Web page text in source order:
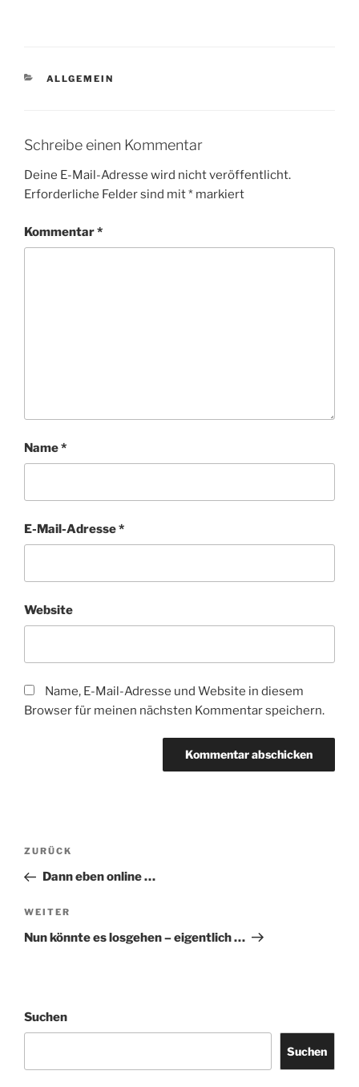
KATEGORIEN
ALLGEMEIN
Schreibe einen Kommentar
Deine E-Mail-Adresse wird nicht veröffentlicht.
Erforderliche Felder sind mit* markiert
Kommentar*
Name*
E-Mail-Adresse*
Website
Name, E-Mail-Adresse und Website in diesem
Browser für meinen nächsten Kommentar speichern.
Beitragsnavigation
Vorheriger
Beitrag
ZURÜCK
Dann eben online …
Nächster
Beitrag
WEITER
Nun könnte es losgehen – eigentlich …
Suchen
Suchen